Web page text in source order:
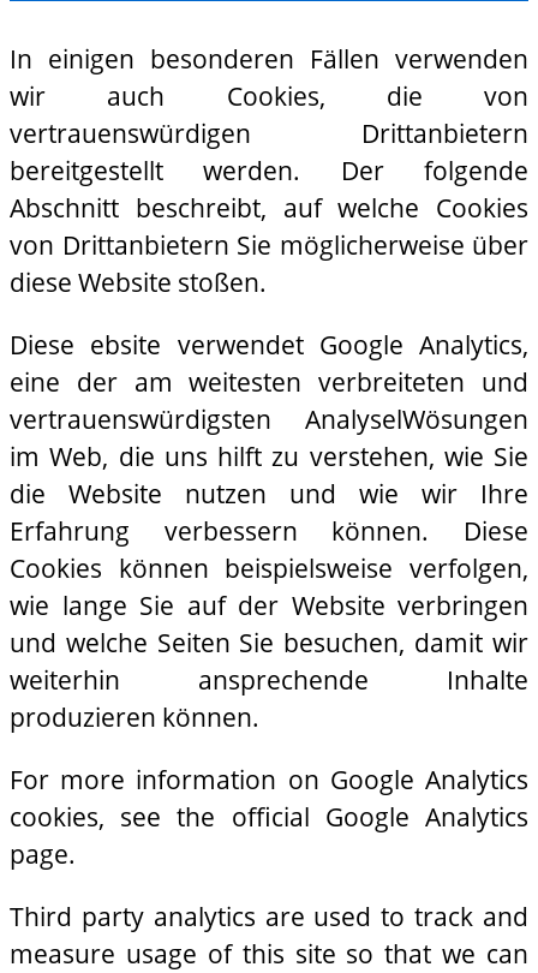
In einigen besonderen Fällen verwenden
wir auch Cookies, die von
vertrauenswürdigen Drittanbietern
bereitgestellt werden. Der folgende
Abschnitt beschreibt, auf welche Cookies
von Drittanbietern Sie möglicherweise über
diese Website stoßen.
Diese ebsite verwendet Google Analytics,
eine der am weitesten verbreiteten und
vertrauenswürdigsten AnalyselWösungen
im Web, die uns hilft zu verstehen, wie Sie
die Website nutzen und wie wir Ihre
Erfahrung verbessern können. Diese
Cookies können beispielsweise verfolgen,
wie lange Sie auf der Website verbringen
und welche Seiten Sie besuchen, damit wir
weiterhin ansprechende Inhalte
produzieren können.
For more information on Google Analytics
cookies, see the official Google Analytics
page.
Third party analytics are used to track and
measure usage of this site so that we can